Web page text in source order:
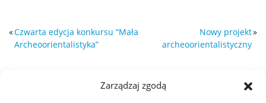
Zarządzaj zgodą
«Czwarta edycja konkursu “Mała
Archeoorientalistyka”
Nowy projekt
archeoorientalistyczny
»